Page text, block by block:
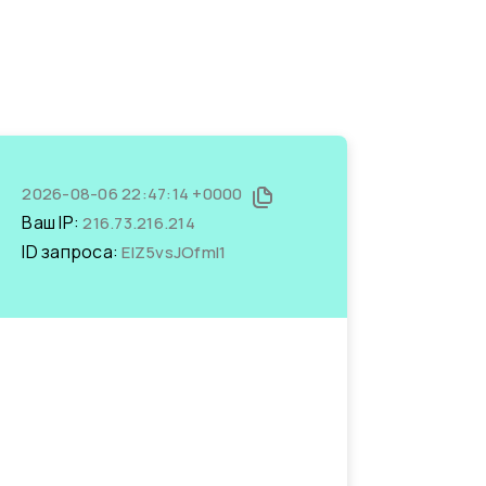
2026-08-06 22:47:14 +0000
Ваш IP:216.73.216.214
ID запроса:ElZ5vsJOfmI1